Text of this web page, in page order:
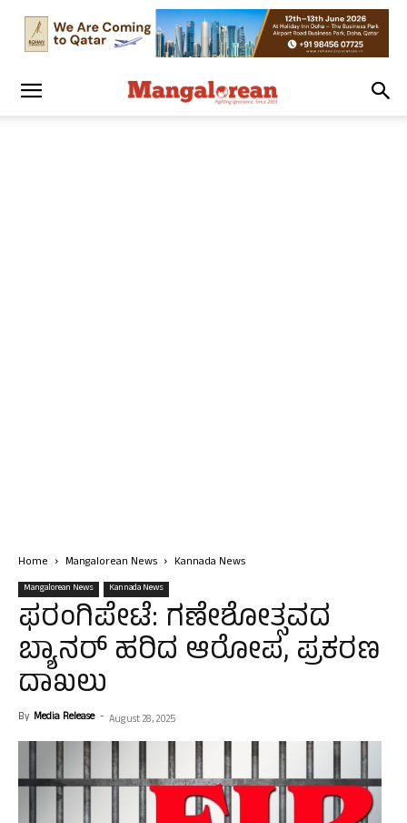
Home Mangalorean News Kannada News
Mangalorean News Kannada News
ಫರಂಗಿಪೇಟೆ: ಗಣೇಶೋತ್ಸವದ
ಬ್ಯಾನರ್ ಹರಿದ ಆರೋಪ, ಪ್ರಕರಣ
ದಾಖಲು
By Media Release - August 28, 2025